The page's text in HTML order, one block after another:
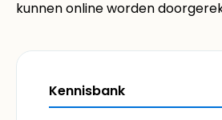
kunnen online worden
Kennisbank